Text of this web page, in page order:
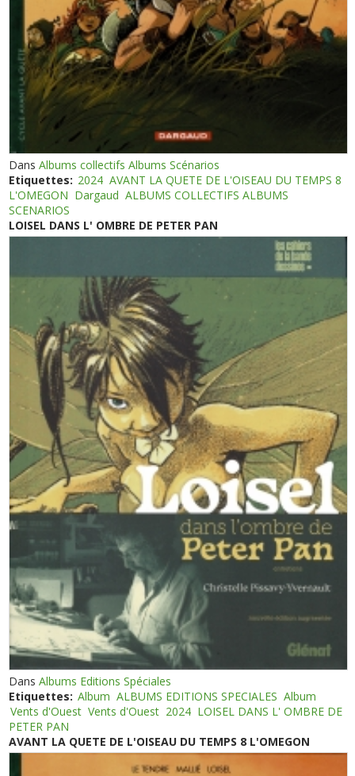
DansAlbums collectifs Albums Scénarios
Etiquettes: 2024 AVANT LA QUETE DE L'OISEAU DU TEMPS 8
L'OMEGON Dargaud ALBUMS COLLECTIFS ALBUMS
SCENARIOS
LOISEL DANS L' OMBRE DE PETER PAN
DansAlbums Editions Spéciales
Etiquettes: Album ALBUMS EDITIONS SPECIALES Album
Vents d'Ouest Vents d'Ouest 2024 LOISEL DANS L' OMBRE DE
PETER PAN
AVANT LA QUETE DE L'OISEAU DU TEMPS 8 L'OMEGON